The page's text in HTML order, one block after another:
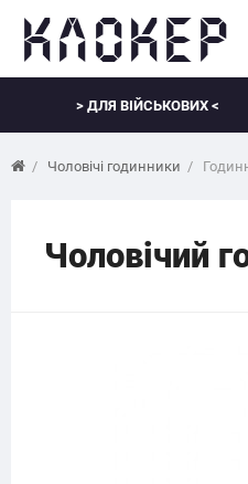
> ДЛЯ ВІЙСЬКОВИХ <
Чоловічі годинники
Чоловічий